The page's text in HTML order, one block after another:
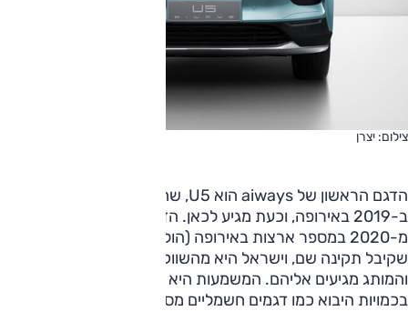
צילום: יצרן
ב-2019 באירופה, וכעת מגיע לכאן. הדגם החדש משווק
מ-2020 במספר ארצות באירופה (הולנד, גרמניה), לאחר
שקיבל תקינה שם, וישראל היא מהשווקים הראשונים שהרכב
והמותג מגיעים אליהם. המשמעות היא כי דגם זה אינו מוגבל
בכמויות היבוא כמו דגמים חשמליים מסוימים.